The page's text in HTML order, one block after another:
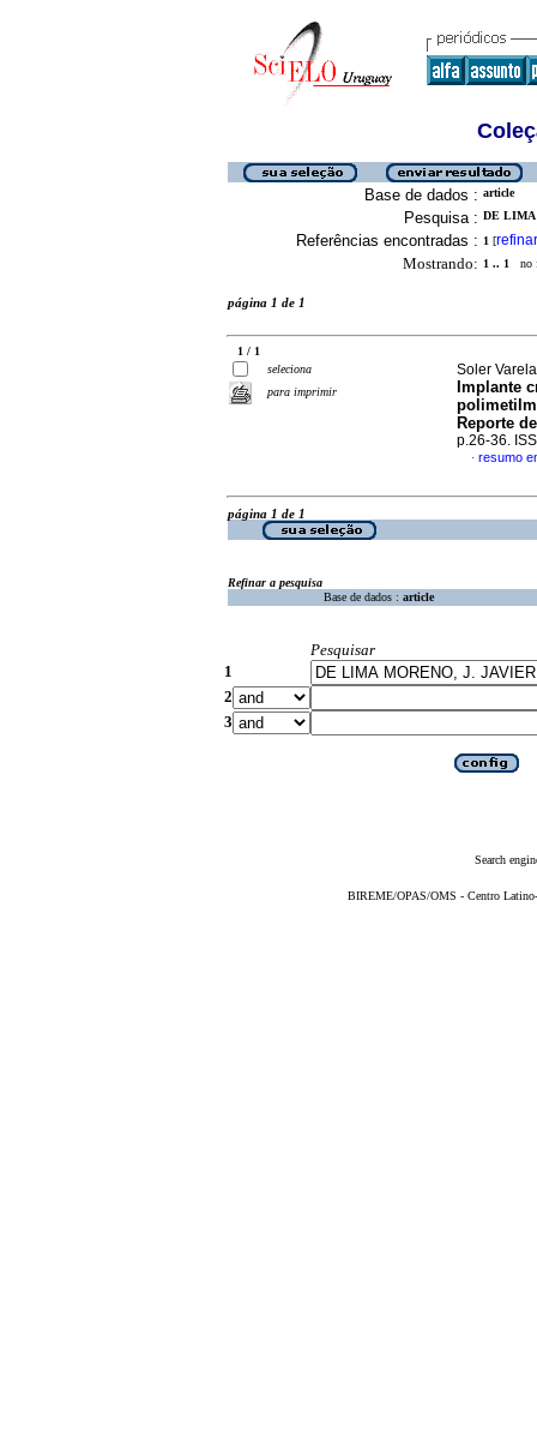
Base de dados : article
Pesquisa : DE LIMA
Referências encontradas : 1 [refinar
Mostrando: 1 .. 1 no
página 1 de 1
1 / 1
seleciona
para imprimir
Soler
Implante
Reporte
p.26-36.
· resumo
página 1 de 1
Refinar a pesquisa
Base de dados : article
Pesquisar
1
2
3
Search
BIREME/OPAS/OMS - Centro Latino-